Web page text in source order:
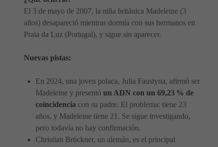
El 3 de mayo de 2007, la niña británica Madeleine (3
años) desapareció mientras dormía con sus hermanos en
Praia da Luz (Portugal), y sigue sin aparecer.
Nuevas pistas:
En 2024, una joven polaca, Julia Faustyna, afirmó ser
Madeleine y presentó un ADN con un 69,23 % de
coincidencia con su padre. El problema: tiene 23
años, y Madeleine tiene 21. Se sigue investigando,
pero todavía no hay confirmación.
Christian Brückner, un alemán, es el principal